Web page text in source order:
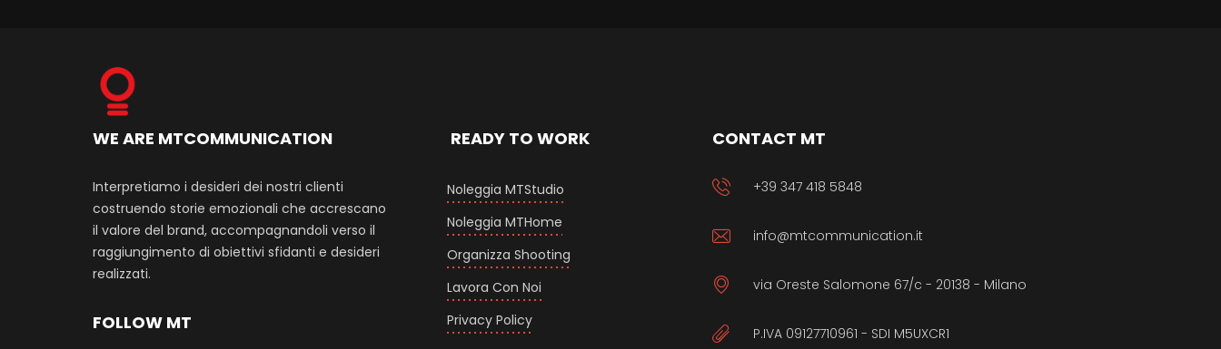
WE ARE MTCOMMUNICATION
Interpretiamo i desideri dei nostri clienti
costruendo storie emozionali che accrescano
il valore del brand, accompagnandoli verso il
raggiungimento di obiettivi sfidanti e desideri
realizzati.
FOLLOW MT
READY TO WORK
Noleggia MTStudio
Noleggia MTHome
Organizza Shooting
Lavora Con Noi
Privacy Policy
CONTACT MT
+39 347 418 5848
info@mtcommunication.it
via Oreste Salomone 67/c - 20138 - Milano
P.IVA 09127710961 - SDI M5UXCR1